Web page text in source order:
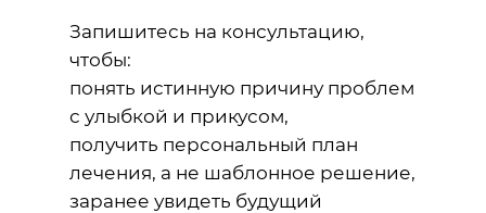
Запишитесь на консультацию,
чтобы:
понять истинную причину проблем
с улыбкой и прикусом,
получить персональный план
лечения, а не шаблонное решение,
заранее увидеть будущий